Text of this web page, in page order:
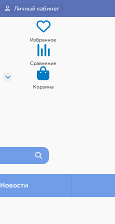
Личный кабинет
Избранное
Сравнение
Корзина
Новости